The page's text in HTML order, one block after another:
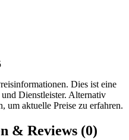
Dies ist eine
und Dienstleister. Alternativ
um aktuelle Preise zu erfahren.
& Reviews (0)